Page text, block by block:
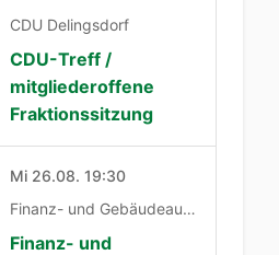
CDU Delingsdorf
CDU-Treff /
mitgliederoffene
Fraktionssitzung
Mi 26.08. 19:30
Finanz- und Gebäudeausschuß
Finanz- und